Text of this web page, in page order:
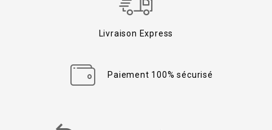
Livraison Express
Paiement 100% sécurisé